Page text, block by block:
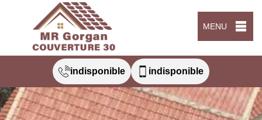
MENU
indisponible indisponible